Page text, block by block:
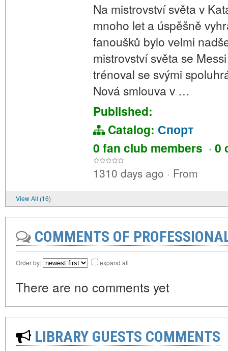
Na mistrovství světa v
mnoho let a úspěšně
fanoušků bylo velmi
mistrovství světa se
trénoval se svými
Nová smlouva v …
Published:
Catalog: Спорт
0 fan club members · 0
1310 days ago · From
View All (16)
COMMENTS OF
Order by: expand all
There are no comments yet
LIBRARY GUESTS COMMENTS